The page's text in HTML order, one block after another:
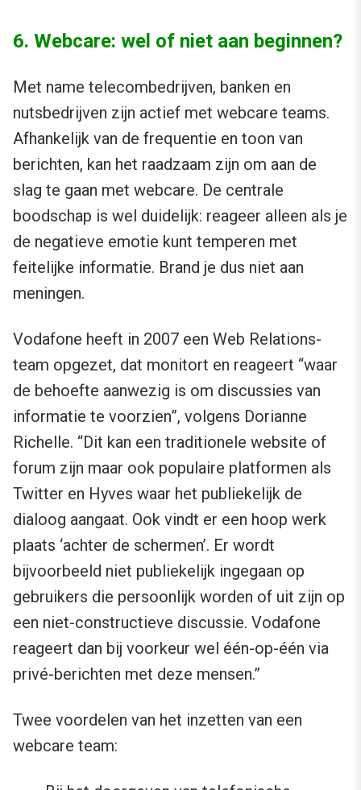
6. Webcare: wel of niet aan beginnen?
Met name telecombedrijven, banken en
nutsbedrijven zijn actief met webcare teams.
Afhankelijk van de frequentie en toon van
berichten, kan het raadzaam zijn om aan de
slag te gaan met webcare. De centrale
boodschap is wel duidelijk: reageer alleen als je
de negatieve emotie kunt temperen met
feitelijke informatie. Brand je dus niet aan
meningen.
Vodafone heeft in 2007 een Web Relations-
team opgezet, dat monitort en reageert “waar
de behoefte aanwezig is om discussies van
informatie te voorzien”, volgens Dorianne
Richelle. “Dit kan een traditionele website of
forum zijn maar ook populaire platformen als
Twitter en Hyves waar het publiekelijk de
dialoog aangaat. Ook vindt er een hoop werk
plaats ‘achter de schermen’. Er wordt
bijvoorbeeld niet publiekelijk ingegaan op
gebruikers die persoonlijk worden of uit zijn op
een niet-constructieve discussie. Vodafone
reageert dan bij voorkeur wel één-op-één via
privé-berichten met deze mensen.”
Twee voordelen van het inzetten van een
webcare team: